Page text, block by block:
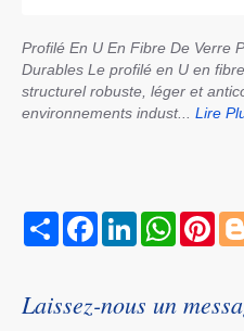
Profilé En U En Fibre De Verre
Durables Le profilé en U en
structurel robuste, léger et
environnements indust... Lire
S
F
o
L
d
W
A
P
r
Laissez-nous un